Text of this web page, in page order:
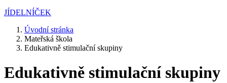
JÍDELNÍČEK
Úvodní stránka
Mateřská škola
Edukativně stimulační skupiny
Edukativně stimulační skupiny